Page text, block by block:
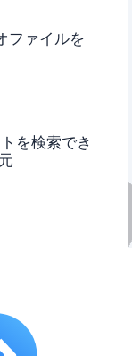
ファイルを
を検索でき